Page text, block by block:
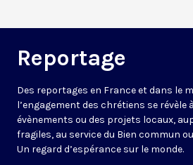
Reportage
Des reportages en France et dans le
l’engagement des chrétiens se révèle
évènements ou des projets locaux,
fragiles, au service du Bien commun
Un regard d’espérance sur le monde.